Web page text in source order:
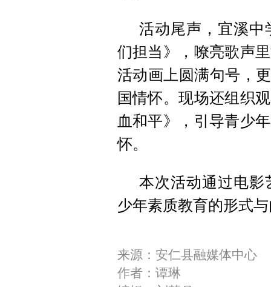
活动尾声，宜溪中
们担当》，嘹亮歌声
活动画上圆满句号，
国情怀。现场还组织
血和平》，引导青少
怀。
本次活动通过电影
少年素质教育的形式
来源：安仁县融媒体中心
作者：谭琳